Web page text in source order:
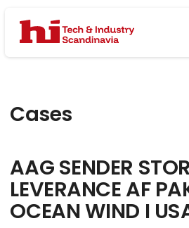
Cases
AAG SENDER STOR
LEVERANCE AF
OCEAN WIND I